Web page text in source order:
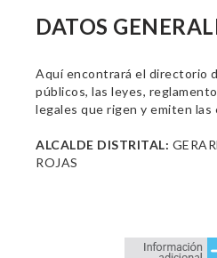
DATOS
Aquí encontrará el directorio
públicos, las leyes,
legales que rigen y emiten las
ALCALDE DISTRITAL:
ROJAS